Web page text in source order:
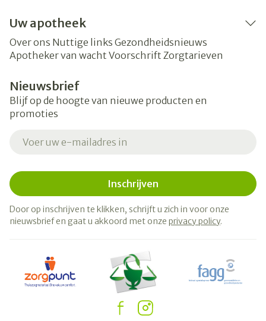
Uw apotheek
Over ons Nuttige links Gezondheidsnieuws
Apotheker van wacht Voorschrift Zorgtarieven
Nieuwsbrief
Blijf op de hoogte van nieuwe producten en
promoties
Inschrijven
Door op inschrijven te klikken, schrijft u zich in voor onze
nieuwsbrief en gaat u akkoord met onze privacy policy.